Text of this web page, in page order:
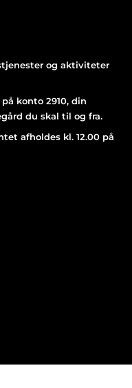
og aktiviteter
konto 2910, din
du skal til og fra.
afholdes kl. 12.00 på